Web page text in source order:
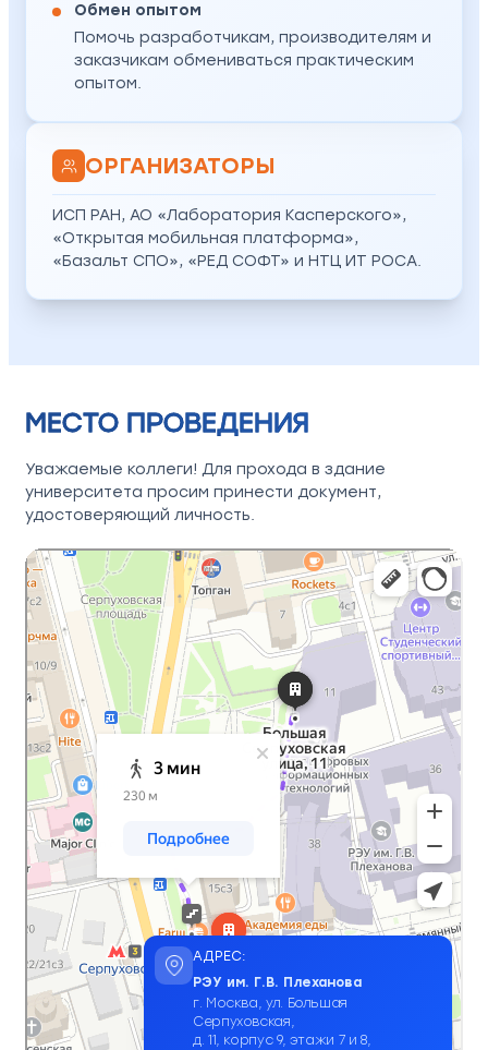
Обмен опытом
Помочь разработчикам, производителям и
заказчикам обмениваться практическим
опытом.
ОРГАНИЗАТОРЫ
ИСП РАН, АО «Лаборатория Касперского»,
«Открытая мобильная платформа»,
«Базальт СПО», «РЕД СОФТ» и НТЦ ИТ РОСА.
МЕСТО ПРОВЕДЕНИЯ
Уважаемые коллеги! Для прохода в здание
университета просим принести документ,
удостоверяющий личность.
Москва
Яндекс Карты
АДРЕС:
РЭУ им. Г.В. Плеханова
г. Москва, ул. Большая
Серпуховская,
д. 11, корпус 9, этажи 7 и 8,